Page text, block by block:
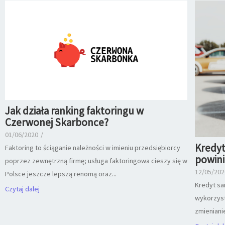
Jak działa ranking faktoringu w
Czerwonej Skarbonce?
01/06/2020 /
Faktoring to ściąganie należności w imieniu przedsiębiorcy
poprzez zewnętrzną firmę; usługa faktoringowa cieszy się w
Polsce jeszcze lepszą renomą oraz...
Czytaj dalej
12/05/
Kredyt